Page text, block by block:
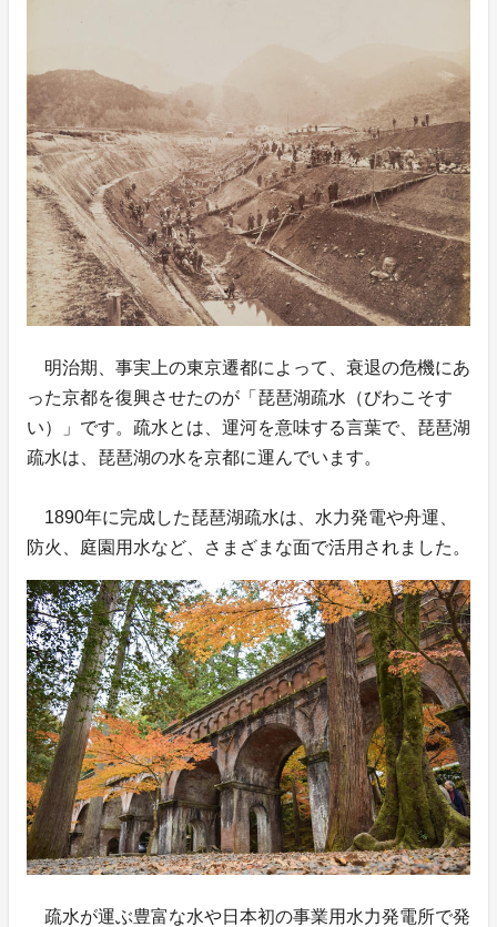
明治期、事実上の東京遷都によって、衰退の危機にあ
った京都を復興させたのが「琵琶湖疏水（びわこそす
い）」です。疏水とは、運河を意味する言葉で、琵琶湖
疏水は、琵琶湖の水を京都に運んでいます。
1890年に完成した琵琶湖疏水は、水力発電や舟運、
防火、庭園用水など、さまざまな面で活用されました。
疏水が運ぶ豊富な水や日本初の事業用水力発電所で発